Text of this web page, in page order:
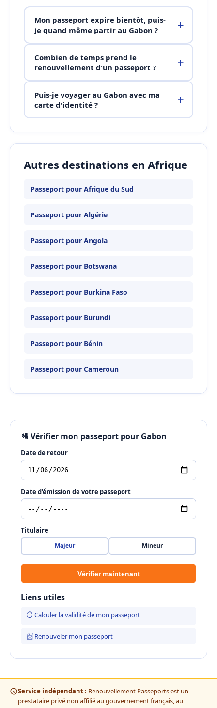
Mon passeport expire bientôt, puis-
je quand même partir au Gabon ?
Combien de temps prend le
renouvellement d'un passeport ?
Puis-je voyager au Gabon avec ma
carte d'identité ?
Autres destinations en Afrique
Passeport pour Afrique du Sud
Passeport pour Algérie
Passeport pour Angola
Passeport pour Botswana
Passeport pour Burkina Faso
Passeport pour Burundi
Passeport pour Bénin
Passeport pour Cameroun
🛂 Vérifier mon passeport pour Gabon
Date de retour
Date d'émission de votre passeport
Titulaire
Majeur Mineur
Vérifier maintenant
Liens utiles
⏱ Calculer la validité de mon passeport
📨 Renouveler mon passeport
Service indépendant : Renouvellement Passeports est un
prestataire privé non affilié au gouvernement français, au